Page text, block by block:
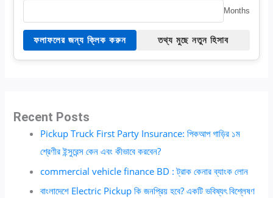
Months
ফলাফলের জন্য ক্লিক করুন তথ্য মুছে নতুন হিসাব
Recent Posts
Pickup Truck First Party Insurance: পিকআপ গাড়ির ১ম
শ্রেণীর ইন্সুরেন্স কেন এবং কীভাবে করবেন?
commercial vehicle finance BD : ট্রাক কেনার ব্যাংক লোন
বাংলাদেশে Electric Pickup কি জনপ্রিয় হবে? একটি ভবিষ্যৎ বিশ্লেষণ